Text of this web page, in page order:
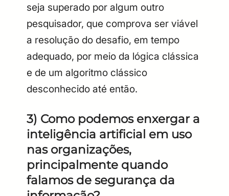
seja superado por algum outro
pesquisador, que comprova ser viável
a resolução do desafio, em tempo
adequado, por meio da lógica clássica
e de um algoritmo clássico
desconhecido até então.
3) Como podemos enxergar a
inteligência artificial em uso
nas organizações,
principalmente quando
falamos de segurança da